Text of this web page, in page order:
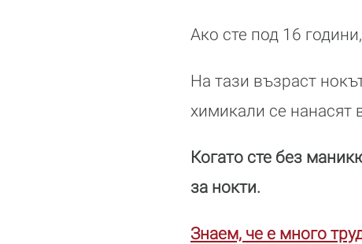
Ако сте под 16
На тази възраст
химикали се нанасят
Когато сте без
за нокти.
Знаем, че е много